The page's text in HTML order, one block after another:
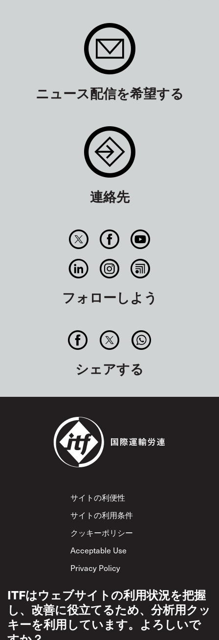
ニュース配信を希望する
連絡先
フォローしよう
シェアする
Footer
サイトの利便性
サイトの利用条件
クッキーポリシー
Acceptable Use
Privacy Policy
ITFはウェブサイトの利用状況を把握
し、改善に役立てるため、分析用クッ
キーを利用しています。よろしいで